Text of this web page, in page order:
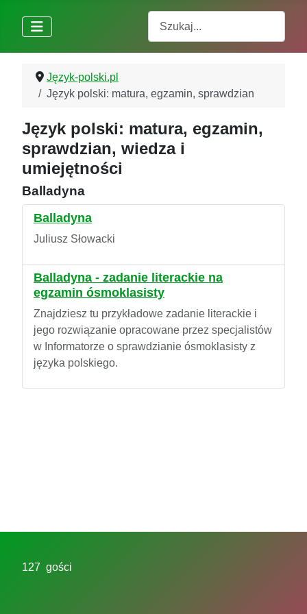
Język-polski.pl
Język polski: matura, egzamin, sprawdzian
Język polski: matura, egzamin,
sprawdzian, wiedza i
umiejętności
Balladyna
Balladyna
Juliusz Słowacki
Balladyna - zadanie literackie na
egzamin ósmoklasisty
Znajdziesz tu przykładowe zadanie literackie i
jego rozwiązanie opracowane przez specjalistów
w Informatorze o sprawdzianie ósmoklasisty z
języka polskiego.
127 gości